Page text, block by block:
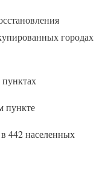
городах
пункте
442 населенных